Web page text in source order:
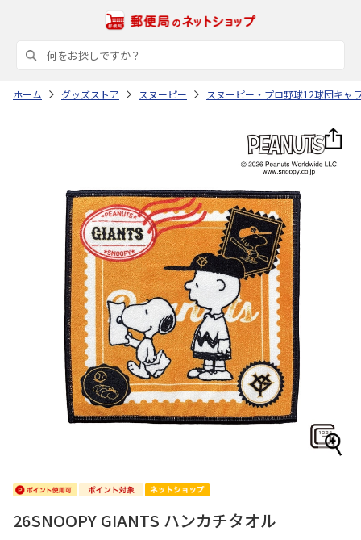
ホーム グッズストア スヌーピー スヌーピー・プロ野球12球団キャ
26SNOOPY GIANTS ハンカチタオル